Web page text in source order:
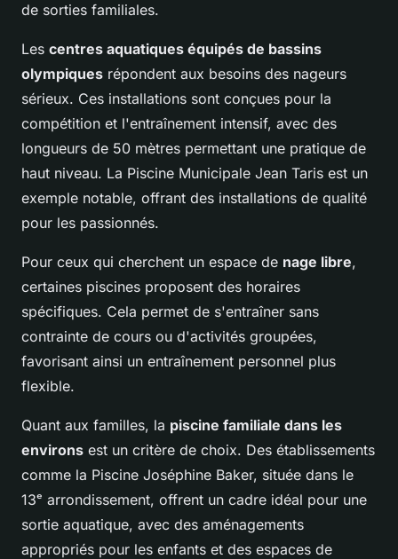
de sorties familiales.
Les centres aquatiques équipés de bassins
olympiques répondent aux besoins des nageurs
sérieux. Ces installations sont conçues pour la
compétition et l'entraînement intensif, avec des
longueurs de 50 mètres permettant une pratique de
haut niveau. La Piscine Municipale Jean Taris est un
exemple notable, offrant des installations de qualité
pour les passionnés.
Pour ceux qui cherchent un espace de nage libre,
certaines piscines proposent des horaires
spécifiques. Cela permet de s'entraîner sans
contrainte de cours ou d'activités groupées,
favorisant ainsi un entraînement personnel plus
flexible.
Quant aux familles, la piscine familiale dans les
environs est un critère de choix. Des établissements
comme la Piscine Joséphine Baker, située dans le
13ᵉ arrondissement, offrent un cadre idéal pour une
sortie aquatique, avec des aménagements
appropriés pour les enfants et des espaces de